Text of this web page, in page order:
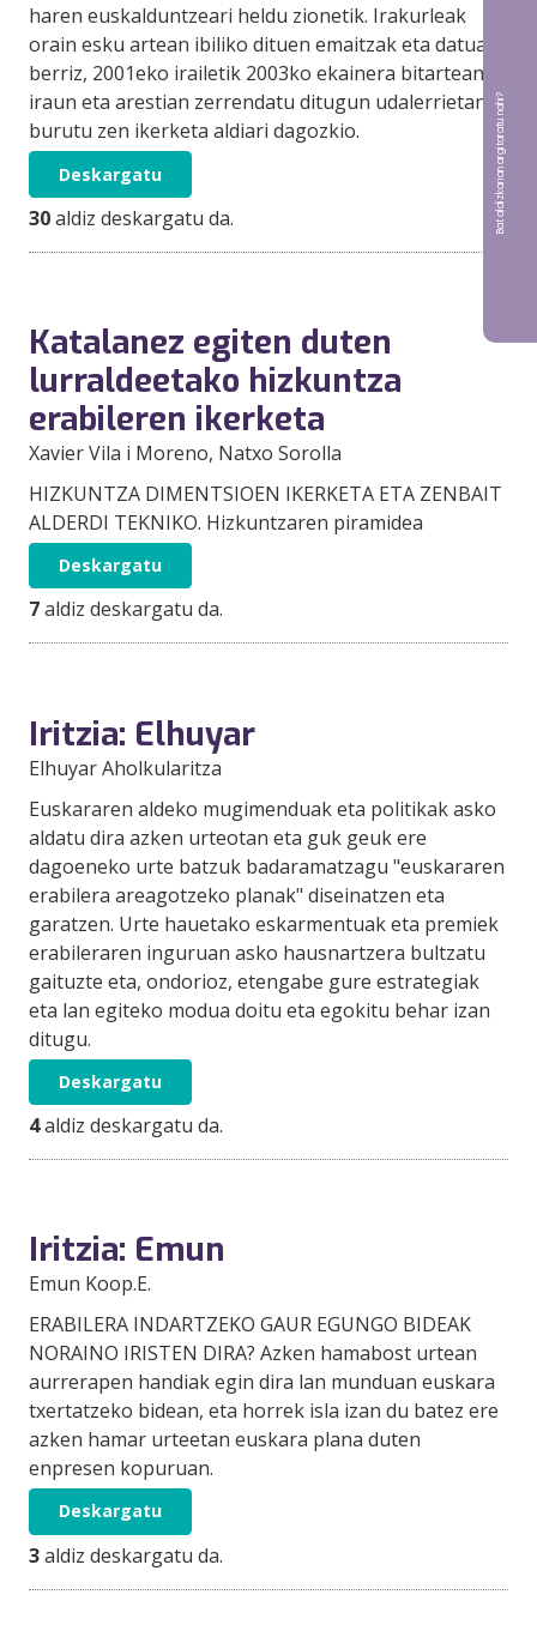
haren euskalduntzeari heldu zionetik. Irakurleak
orain esku artean ibiliko dituen emaitzak eta datuak,
berriz, 2001eko irailetik 2003ko ekainera bitartean
iraun eta arestian zerrendatu ditugun udalerrietan
burutu zen ikerketa aldiari dagozkio.
Deskargatu
30aldiz deskargatu da.
Katalanez egiten duten
lurraldeetako hizkuntza
erabileren ikerketa
Xavier Vila i Moreno, Natxo Sorolla
HIZKUNTZA DIMENTSIOEN IKERKETA ETA ZENBAIT
ALDERDI TEKNIKO. Hizkuntzaren piramidea
Deskargatu
7aldiz deskargatu da.
Iritzia: Elhuyar
Elhuyar Aholkularitza
Euskararen aldeko mugimenduak eta politikak asko
aldatu dira azken urteotan eta guk geuk ere
dagoeneko urte batzuk badaramatzagu "euskararen
erabilera areagotzeko planak" diseinatzen eta
garatzen. Urte hauetako eskarmentuak eta premiek
erabileraren inguruan asko hausnartzera bultzatu
gaituzte eta, ondorioz, etengabe gure estrategiak
eta lan egiteko modua doitu eta egokitu behar izan
ditugu.
Deskargatu
4aldiz deskargatu da.
Iritzia: Emun
Emun Koop.E.
ERABILERA INDARTZEKO GAUR EGUNGO BIDEAK
NORAINO IRISTEN DIRA? Azken hamabost urtean
aurrerapen handiak egin dira lan munduan euskara
txertatzeko bidean, eta horrek isla izan du batez ere
azken hamar urteetan euskara plana duten
enpresen kopuruan.
Deskargatu
3aldiz deskargatu da.
Bat aldizkarian argitaratu nahi?